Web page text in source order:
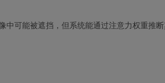
可能被遮挡，但系统能通过注意力权重推